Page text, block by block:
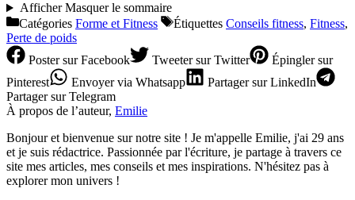
AfficherMasquerle sommaire
Catégories Forme et Fitness Étiquettes Conseils fitness, Fitness,
Perte de poids
Postersur Facebook Tweetersur Twitter Épinglersur
Pinterest
Envoyervia Whatsapp Partagersur LinkedIn
Partagersur Telegram
À propos de l’auteur, Emilie
Bonjour et bienvenue sur notre site ! Je m'appelle Emilie, j'ai 29 ans
et je suis rédactrice. Passionnée par l'écriture, je partage à travers ce
site mes articles, mes conseils et mes inspirations. N'hésitez pas à
explorer mon univers !